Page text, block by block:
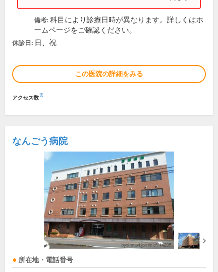
備考: 科目により診療日時が異なります。詳しくはホ
ームページをご確認ください。
休診日: 日、祝
この医院の詳細をみる
アクセス数※
なんごう病院
所在地・電話番号